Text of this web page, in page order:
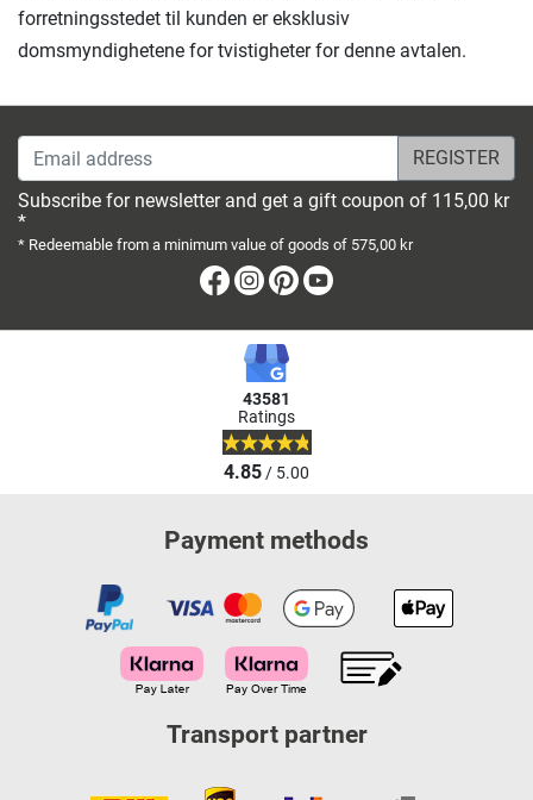
forretningsstedet til kunden er eksklusiv
domsmyndighetene for tvistigheter for denne avtalen.
Email address
Subscribe for newsletter and get a gift coupon of 115,00 kr
*
* Redeemable from a minimum value of goods of 575,00 kr
Facebook
Instagram
Pinterest
43581
Ratings
4.85/ 5.00
Payment methods
Transport partner